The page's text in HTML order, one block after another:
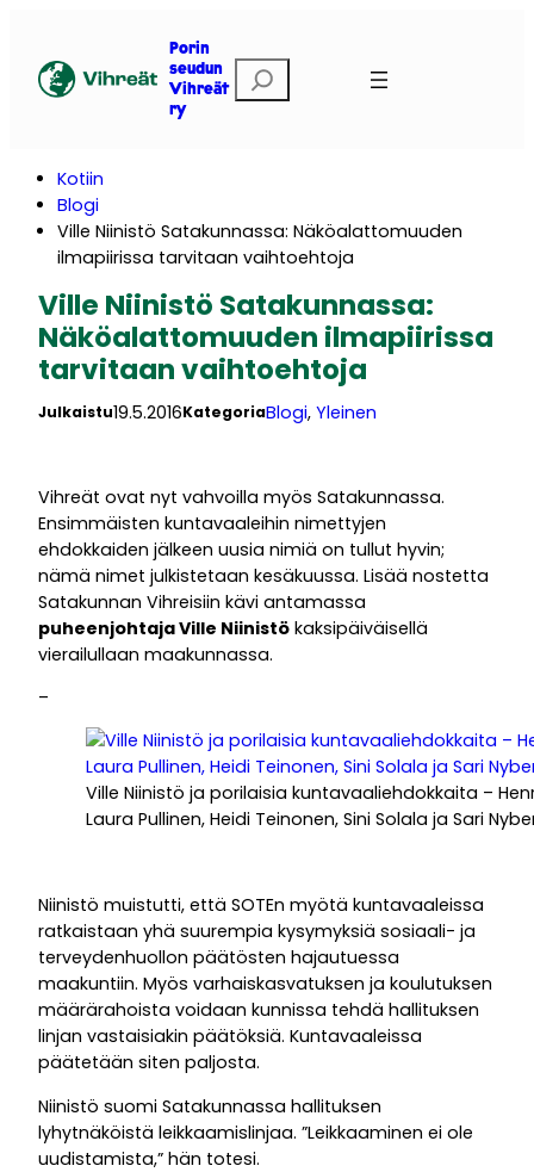
Porin
seudun
Vihreät
ry
t
Kotiin
Blogi
Ville Niinistö Satakunnassa: Näköalattomuuden
ilmapiirissa tarvitaan vaihtoehtoja
Ville Niinistö Satakunnassa:
Näköalattomuuden ilmapiirissa
tarvitaan vaihtoehtoja
Julkaistu19.5.2016KategoriaBlogi, Yleinen
Vihreät ovat nyt vahvoilla myös Satakunnassa.
Ensimmäisten kuntavaaleihin nimettyjen
ehdokkaiden jälkeen uusia nimiä on tullut hyvin;
nämä nimet julkistetaan kesäkuussa. Lisää nostetta
Satakunnan Vihreisiin kävi antamassa
puheenjohtaja Ville Niinistö kaksipäiväisellä
vierailullaan maakunnassa.
–
Ville Niinistö ja porilaisia kuntavaaliehdokkaita –
Laura Pullinen, Heidi Teinonen, Sini Solala ja Sari
Niinistö muistutti, että SOTEn myötä kuntavaaleissa
ratkaistaan yhä suurempia kysymyksiä sosiaali- ja
terveydenhuollon päätösten hajautuessa
maakuntiin. Myös varhaiskasvatuksen ja koulutuksen
määrärahoista voidaan kunnissa tehdä hallituksen
linjan vastaisiakin päätöksiä. Kuntavaaleissa
päätetään siten paljosta.
Niinistö suomi Satakunnassa hallituksen
lyhytnäköistä leikkaamislinjaa. ”Leikkaaminen ei ole
uudistamista,” hän totesi.